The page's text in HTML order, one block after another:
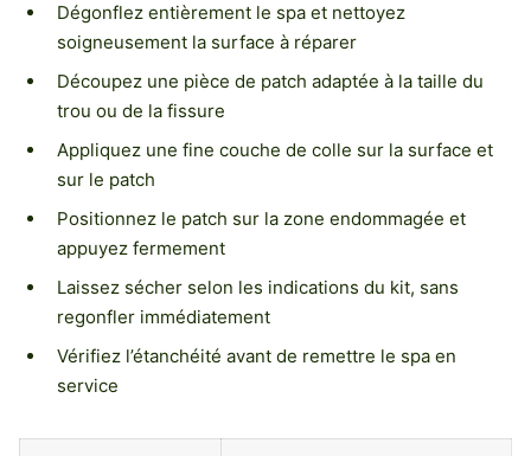
Dégonflez entièrement le spa et nettoyez
soigneusement la surface à réparer
Découpez une pièce de patch adaptée à la taille du
trou ou de la fissure
Appliquez une fine couche de colle sur la surface et
sur le patch
Positionnez le patch sur la zone endommagée et
appuyez fermement
Laissez sécher selon les indications du kit, sans
regonfler immédiatement
Vérifiez l’étanchéité avant de remettre le spa en
service